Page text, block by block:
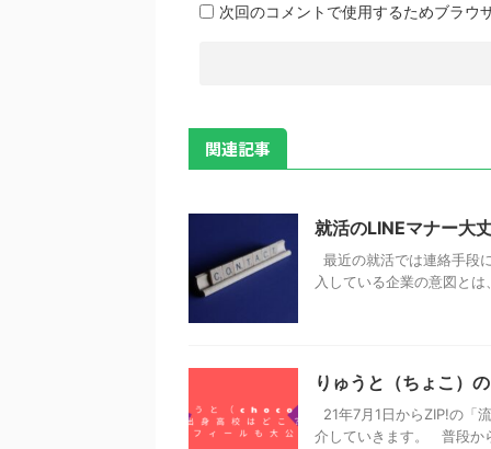
次回のコメントで使用するためブラウ
関連記事
就活のLINEマナー大
最近の就活では連絡手段
入している企業の意図とは
りゅうと（ちょこ）
21年7月1日からZIP!の「
介していきます。 普段か